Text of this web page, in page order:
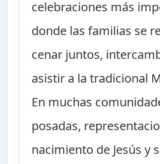
celebraciones más
donde las familias se
cenar juntos,
asistir a la tradicional
En muchas
posadas,
nacimiento de Jesús y